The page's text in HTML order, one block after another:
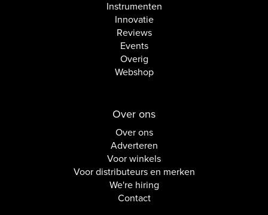
Instrumenten
Innovatie
Reviews
Events
Overig
Webshop
Over ons
Over ons
Adverteren
Voor winkels
Voor distributeurs en merken
We're hiring
Contact